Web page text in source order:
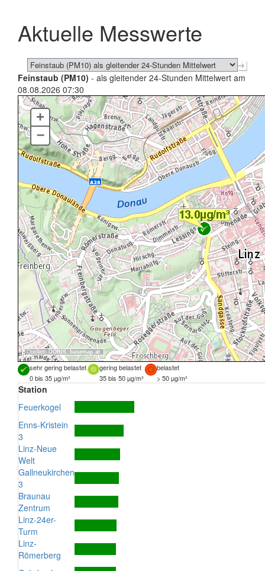
schließen
Aktuelle Messwerte
Feinstaub (PM10) - als gleitender 24-Stunden Mittelwert am
08.08.2026 07:30
Quellen:DORIS, basemap.at
+
–
sehr gering belastet gering belastet
belastet
0 bis 35 µg/m³
35 bis 50 µg/m³ > 50 µg/m³
Station
Feuerkogel
Enns-Kristein
3
Linz-Neue
Welt
Gallneukirchen
3
Braunau
Zentrum
Linz-24er-
Turm
Linz-
Römerberg